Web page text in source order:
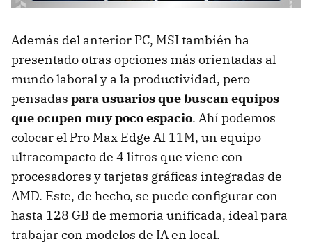
Además del anterior PC, MSI también ha
presentado otras opciones más orientadas al
mundo laboral y a la productividad, pero
pensadas para usuarios que buscan equipos
que ocupen muy poco espacio. Ahí podemos
colocar el Pro Max Edge AI 11M, un equipo
ultracompacto de 4 litros que viene con
procesadores y tarjetas gráficas integradas de
AMD. Este, de hecho, se puede configurar con
hasta 128 GB de memoria unificada, ideal para
trabajar con modelos de IA en local.